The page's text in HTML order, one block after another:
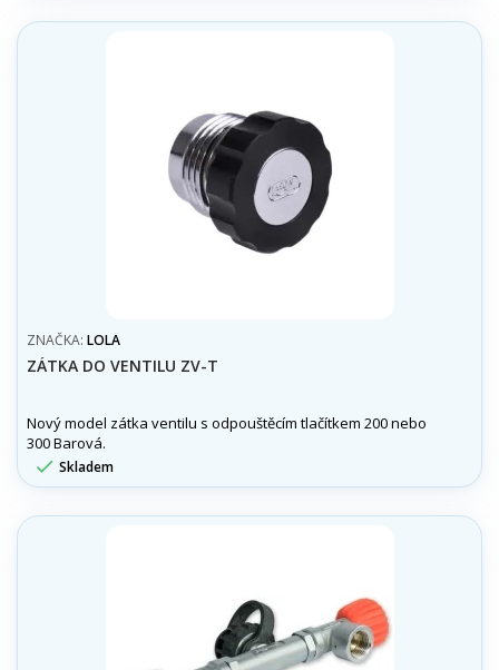
ZNAČKA: LOLA
ZÁTKA DO VENTILU ZV-T
Nový model zátka ventilu s odpouštěcím tlačítkem 200 nebo
300 Barová.
 Skladem